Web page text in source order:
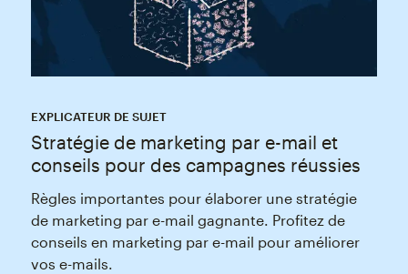
EXPLICATEUR DE SUJET
Stratégie de marketing par e-mail et
conseils pour des campagnes réussies
Règles importantes pour élaborer une stratégie
de marketing par e-mail gagnante. Profitez de
conseils en marketing par e-mail pour améliorer
vos e-mails.